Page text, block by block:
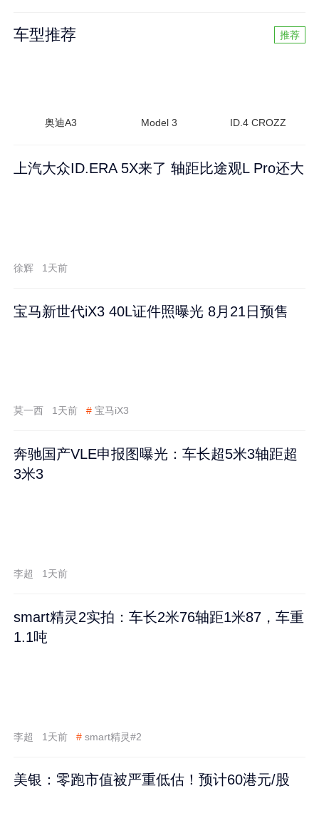
车型推荐 推荐
奥迪A3 Model 3 ID.4 CROZZ
上汽大众ID.ERA 5X来了 轴距比途观L Pro还大
徐辉 1天前
宝马新世代iX3 40L证件照曝光 8月21日预售
莫一西 1天前 # 宝马iX3
奔驰国产VLE申报图曝光：车长超5米3轴距超
3米3
李超 1天前
smart精灵2实拍：车长2米76轴距1米87，车重
1.1吨
李超 1天前 # smart精灵#2
美银：零跑市值被严重低估！预计60港元/股